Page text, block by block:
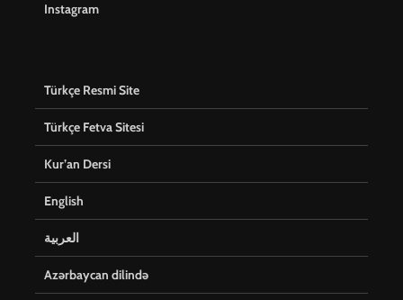
Instagram
Türkçe Resmi Site
Türkçe Fetva Sitesi
Kur’an Dersi
English
العربية
Azərbaycan dilində